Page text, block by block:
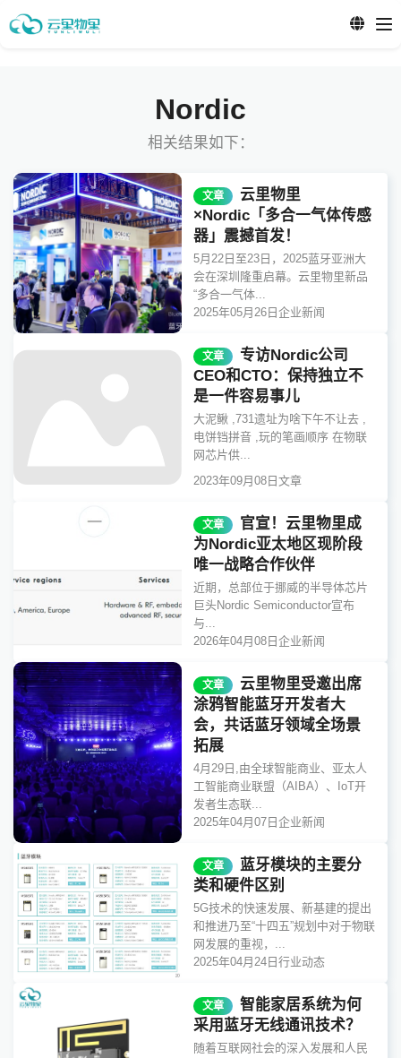
Nordic
相关结果如下：
文章
云里物里
×Nordic「多合一气体传感
器」震撼首发！
5月22日至23日，2025蓝牙亚洲大
会在深圳隆重启幕。云里物里新品
“多合一气体...
2025年05月26日企业新闻
文章
专访Nordic公司
CEO和CTO：保持独立不
是一件容易事儿
大泥鳅 ,731遗址为啥下午不让去 ,
电饼铛拼音 ,玩的笔画顺序 在物联
网芯片供...
2023年09月08日文章
文章
官宣！云里物里成
为Nordic亚太地区现阶段
唯一战略合作伙伴
近期，总部位于挪威的半导体芯片
巨头Nordic Semiconductor宣布
与...
2026年04月08日企业新闻
文章
云里物里受邀出席
涂鸦智能蓝牙开发者大
会，共话蓝牙领域全场景
拓展
4月29日,由全球智能商业、亚太人
工智能商业联盟（AIBA）、IoT开
发者生态联...
2025年04月07日企业新闻
文章
蓝牙模块的主要分
类和硬件区别
5G技术的快速发展、新基建的提出
和推进乃至“十四五”规划中对于物联
网发展的重视，...
2025年04月24日行业动态
文章
智能家居系统为何
采用蓝牙无线通讯技术？
随着互联网社会的深入发展和人民